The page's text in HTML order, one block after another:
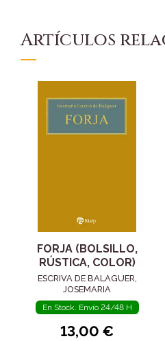
Artículos
FORJA (BOLSILLO,
RÚSTICA, COLOR)
ESCRIVA DE BALAGUER,
JOSEMARIA
En Stock. Envío 24/48 H
13,00 €